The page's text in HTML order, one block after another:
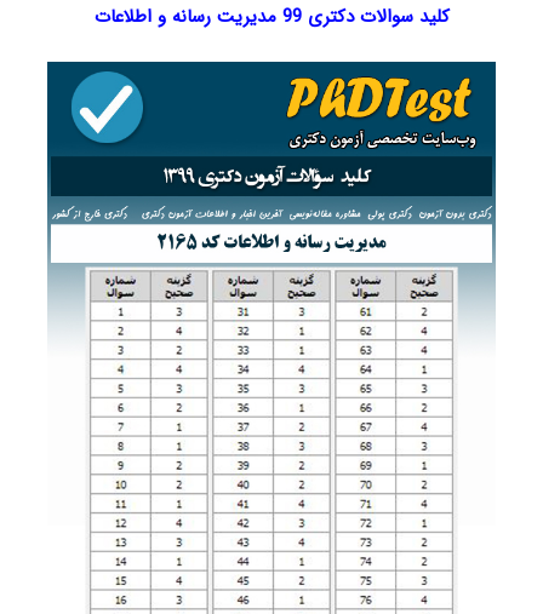
کلید سوالات دکتری 99 مدیریت رسانه و اطلاعات